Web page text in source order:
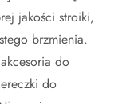
jakości stroiki,
brzmienia.
do
do